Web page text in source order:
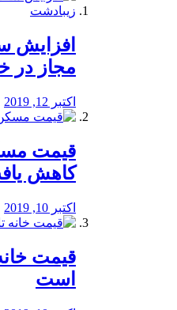
افزایش
مجاز در
اکتبر 12, 2019
کاهش
اکتبر 10, 2019
قیمت
است